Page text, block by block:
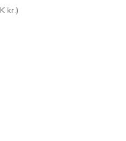
Franske sydlige territorier (DKK kr.)